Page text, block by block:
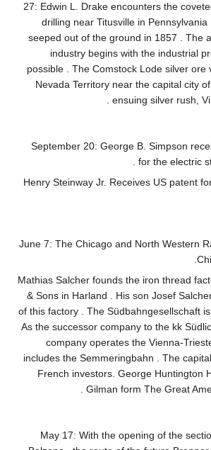
27: Edwin L. Drake encounters the
drilling near Titusville in
seeped out of the ground in 1857 . The
industry begins with the industrial
possible . The Comstock Lode silver ore
Nevada Territory near the capital city
ensuing silver rush,
September 20: George B. Simpson
for the electric
Henry Steinway Jr. Receives US patent
June 7: The Chicago and North Western
Mathias Salcher founds the iron thread
& Sons in Harland . His son Josef
of this factory . The Südbahngesellschaft
As the successor company to the kk
company operates the Vienna-
includes the Semmeringbahn . The
French investors. George Huntington
Gilman form The Great
May 17: With the opening of the